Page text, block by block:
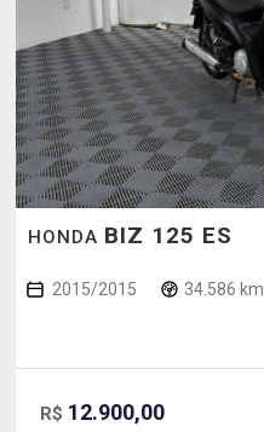
HONDA BIZ 125 ES
2015/2015 34.586 km
R$ 12.900,00